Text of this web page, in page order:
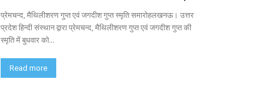
प्रेमचन्द, मैथिलीशरण गुप्त एवं जगदीश गुप्त स्मृति समारोहलखनऊ। उत्तर
प्रदेश हिन्दी संस्थान द्वारा प्रेमचन्द, मैथिलीशरण गुप्त एवं जगदीश गुप्त की
स्मृति में बुधवार को...
Read more